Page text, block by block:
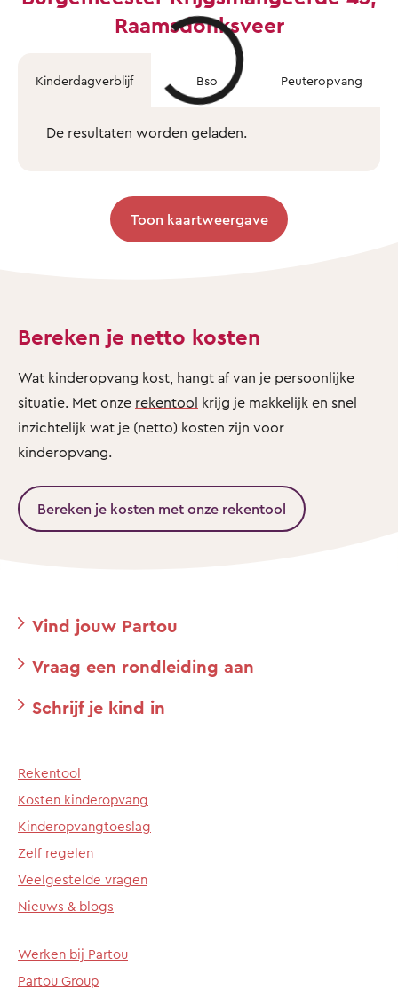
Raamsdonksveer
Kinderdagverblijf Bso Peuteropvang
De resultaten worden geladen.
Toon kaartweergave
Bereken je netto kosten
Wat kinderopvang kost, hangt af van je persoonlijke
situatie. Met onze rekentool krijg je makkelijk en snel
inzichtelijk wat je (netto) kosten zijn voor
kinderopvang.
Bereken je kosten met onze rekentool
Vind jouw Partou
Vraag een rondleiding aan
Schrijf je kind in
Rekentool
Kosten kinderopvang
Kinderopvangtoeslag
Zelf regelen
Veelgestelde vragen
Nieuws & blogs
Werken bij Partou
Partou Group